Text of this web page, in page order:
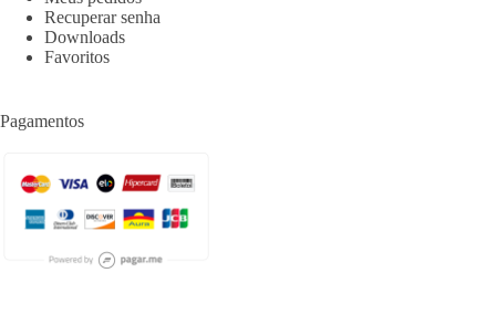
Recuperar senha
Downloads
Favoritos
Pagamentos